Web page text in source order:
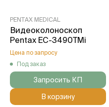
PENTAX MEDICAL
Видеоколоноскоп
Pentax EC-3490TMi
Цена по запросу
Под заказ
Запросить КП
В корзину